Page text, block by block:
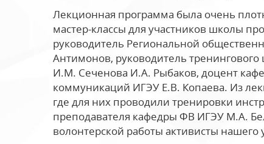
Лекционная программа была очень
мастер-классы для участников школы
руководитель Региональной
Антимонов, руководитель
И.М. Сеченова И.А. Рыбаков, доцент
коммуникаций ИГЭУ Е.В. Копаева. Из
где для них проводили тренировки
преподавателя кафедры ФВ ИГЭУ М.А.
волонтерской работы активисты нашего